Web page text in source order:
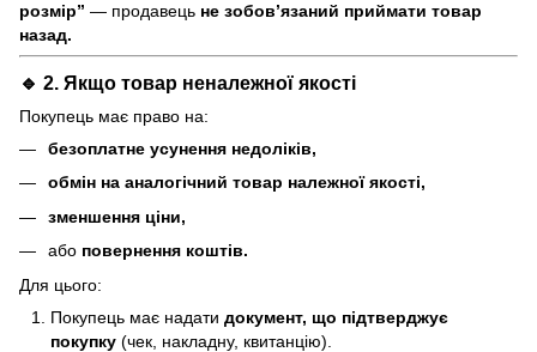
розмір” — продавець не зобов’язаний приймати товар
назад.
🔹 2. Якщо товар неналежної якості
Покупець має право на:
безоплатне усунення недоліків,
обмін на аналогічний товар належної якості,
зменшення ціни,
або повернення коштів.
Для цього:
Покупець має надати документ, що підтверджує
покупку (чек, накладну, квитанцію).